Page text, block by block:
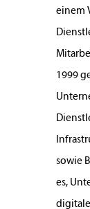
einem
1999
sowie
es,